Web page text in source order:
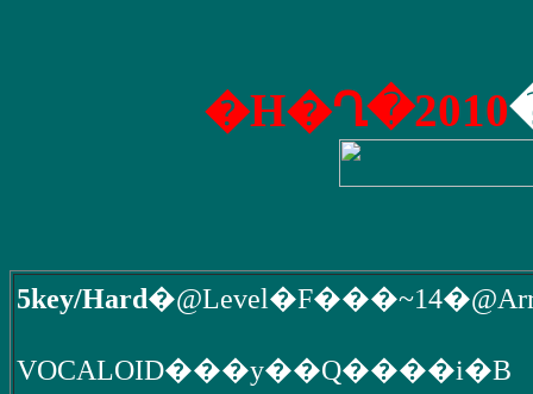
�H�Ղ�2010
5key/Hard
VOCALOID���y��Q����i�B